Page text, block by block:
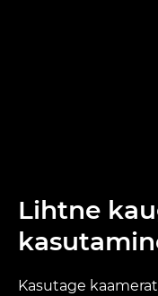
Lihtne
Kasutage